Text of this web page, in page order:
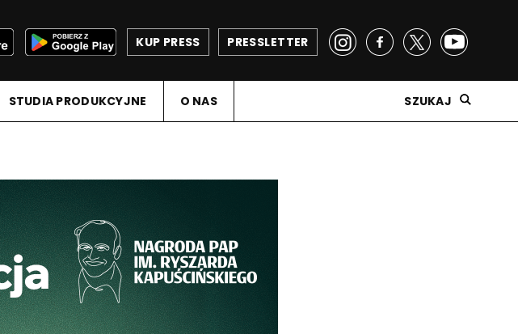
PRESSLETTER
KUP PRESS
STUDIA PRODUKCYJNE O NAS SZUKAJ